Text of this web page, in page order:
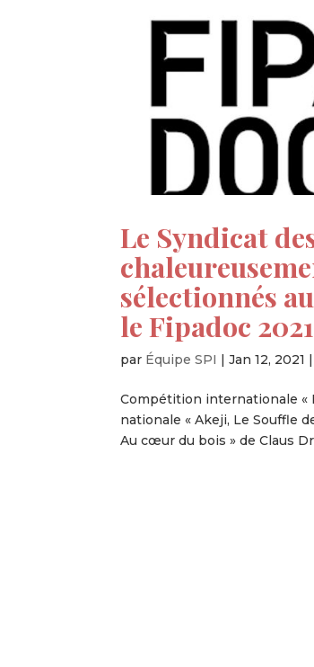
Le Syndicat
sélectionnés
le Fipadoc
par Équipe SPI |Jan 12, 2021
Compétition internationale «
nationale « Akeji, Le Souffle
Au cœur du bois » de Claus